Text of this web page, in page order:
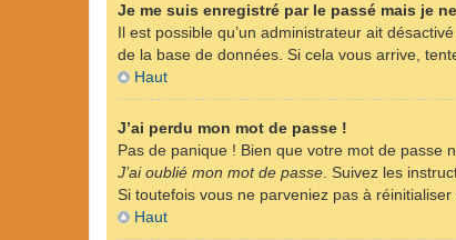
Je me suis enregistré par le passé mais je
Il est possible qu’un administrateur ait
de la base de données. Si cela vous arrive,
Haut
J’ai perdu mon mot de passe !
Pas de panique ! Bien que votre mot de passe
J’ai oublié mon mot de passe. Suivez les
Si toutefois vous ne parveniez pas à
Haut